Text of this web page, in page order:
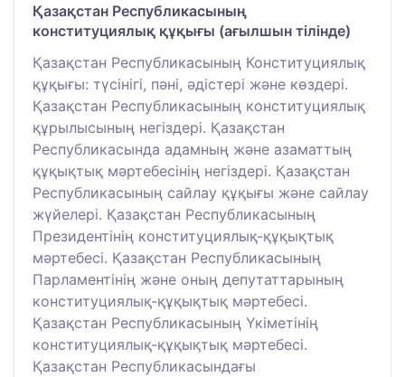
Қазақстан Республикасының
конституциялық құқығы (ағылшын тілінде)
Қазақстан Республикасының Конституциялық
құқығы: түсінігі, пәні, әдістері және көздері.
Қазақстан Республикасының конституциялық
құрылысының негіздері. Қазақстан
Республикасында адамның және азаматтың
құқықтық мәртебесінің негіздері. Қазақстан
Республикасының сайлау құқығы және сайлау
жүйелері. Қазақстан Республикасының
Президентінің конституциялық-құқықтық
мәртебесі. Қазақстан Республикасының
Парламентінің және оның депутаттарының
конституциялық-құқықтық мәртебесі.
Қазақстан Республикасының Үкіметінің
конституциялық-құқықтық мәртебесі.
Қазақстан Республикасындағы